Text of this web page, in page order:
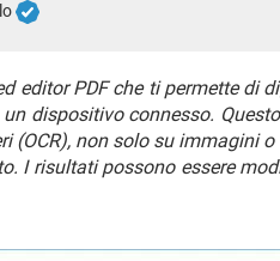
editor PDF che ti permette di
dispositivo connesso.
(OCR), non solo su immagini o
I risultati possono essere